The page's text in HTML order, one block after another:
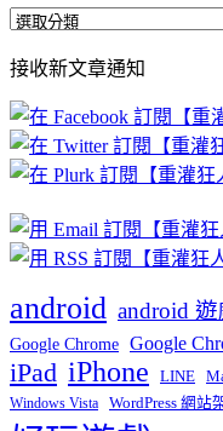
全
文
章
分
類
接收新文章通知
android android 遊
Google Chrome Google
iPad iPhone LINE
Windows Vista WordPress 網站